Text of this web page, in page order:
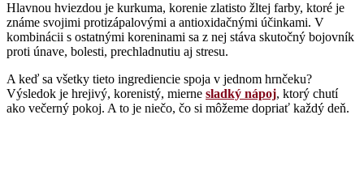
Hlavnou hviezdou je kurkuma, korenie zlatisto žltej farby, ktoré je
známe svojimi protizápalovými a antioxidačnými účinkami. V
kombinácii s ostatnými koreninami sa z nej stáva skutočný bojovník
proti únave, bolesti, prechladnutiu aj stresu.
A keď sa všetky tieto ingrediencie spoja v jednom hrnčeku?
Výsledok je hrejivý, korenistý, mierne sladký nápoj, ktorý chutí
ako večerný pokoj. A to je niečo, čo si môžeme dopriať každý deň.